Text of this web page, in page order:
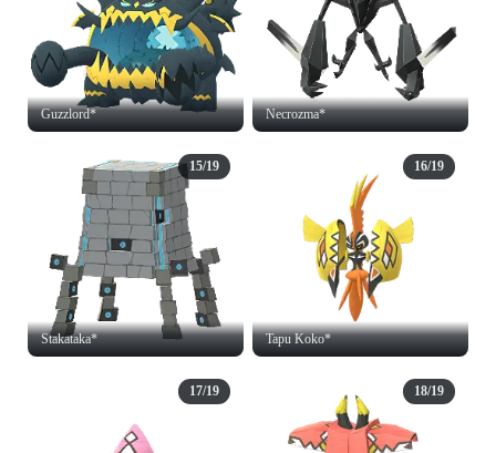
Guzzlord* Necrozma*
Stakataka*
15/19
Tapu Koko*
16/19
17/19 18/19